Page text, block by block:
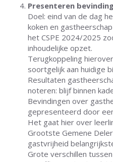
Presenteren
Doel: eind van de dag
koken en
het CSPE 2024/2025
inhoudelijke opzet.
Terugkoppeling
soortgelijk aan huidige
Resultaten
noteren: blijf binnen
Bevindingen over
gepresenteerd door
Het gaat hier over
Grootste Gemene
gastvrijheid
Grote verschillen